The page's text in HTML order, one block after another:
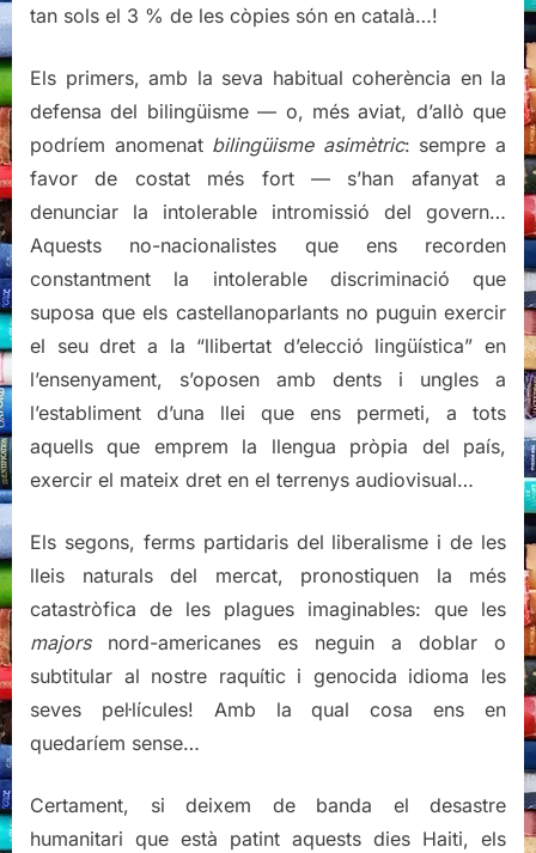
tan sols el 3 % de les còpies són en català…!
Els primers, amb la seva habitual coherència en la
defensa del bilingüisme — o, més aviat, d’allò que
podríem anomenat bilingüisme asimètric: sempre a
favor de costat més fort — s’han afanyat a
denunciar la intolerable intromissió del govern…
Aquests no-nacionalistes que ens recorden
constantment la intolerable discriminació que
suposa que els castellanoparlants no puguin exercir
el seu dret a la “llibertat d’elecció lingüística” en
l’ensenyament, s’oposen amb dents i ungles a
l’establiment d’una llei que ens permeti, a tots
aquells que emprem la llengua pròpia del país,
exercir el mateix dret en el terrenys audiovisual…
Els segons, ferms partidaris del liberalisme i de les
lleis naturals del mercat, pronostiquen la més
catastròfica de les plagues imaginables: que les
majorsnord-americanes es neguin a doblar o
subtitular al nostre raquític i genocida idioma les
seves pel·lícules! Amb la qual cosa ens en
quedaríem sense…
Certament, si deixem de banda el desastre
humanitari que està patint aquests dies Haiti, els